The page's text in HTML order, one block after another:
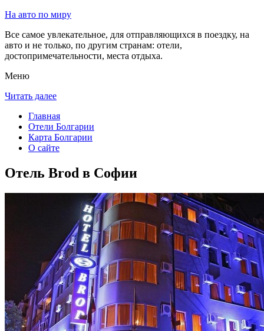
На авто по миру
Все самое увлекательное, для отправляющихся в поездку, на
авто и не только, по другим странам: отели,
достопримечательности, места отдыха.
Меню
Читать далее
Главная
Отели Болгарии
Карта Болгарии
О сайте
Отель Brod в Софии